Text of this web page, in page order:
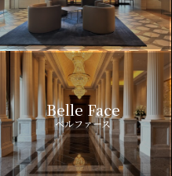
Belle Face
ベルファース